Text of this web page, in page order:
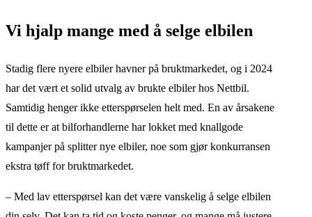
Vi hjalp mange med å selge elbilen
Stadig flere nyere elbiler havner på bruktmarkedet, og i 2024
har det vært et solid utvalg av brukte elbiler hos Nettbil.
Samtidig henger ikke etterspørselen helt med. En av årsakene
til dette er at bilforhandlerne har lokket med knallgode
kampanjer på splitter nye elbiler, noe som gjør konkurransen
ekstra tøff for bruktmarkedet.
– Med lav etterspørsel kan det være vanskelig å selge elbilen